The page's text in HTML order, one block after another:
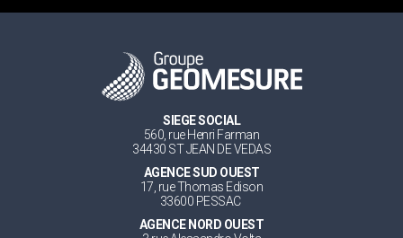
SIEGE SOCIAL
560, rue Henri Farman
34430 ST JEAN DE VEDAS
AGENCE SUD OUEST
17, rue Thomas Edison
33600 PESSAC
AGENCE NORD OUEST